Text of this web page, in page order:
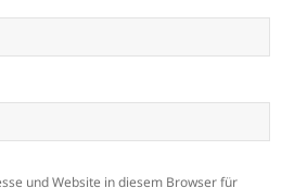
und Website in diesem Browser für